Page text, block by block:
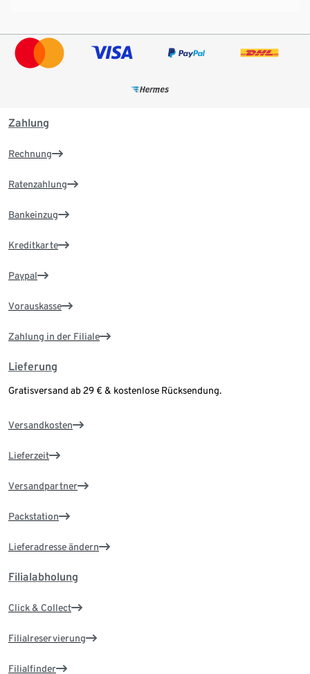
Zahlung
Rechnung
Ratenzahlung
Bankeinzug
Kreditkarte
Paypal
Vorauskasse
Zahlung in der Filiale
Lieferung
Gratisversand ab 29 € & kostenlose Rücksendung.
Versandkosten
Lieferzeit
Versandpartner
Packstation
Lieferadresse ändern
Filialabholung
Click & Collect
Filialreservierung
Filialfinder